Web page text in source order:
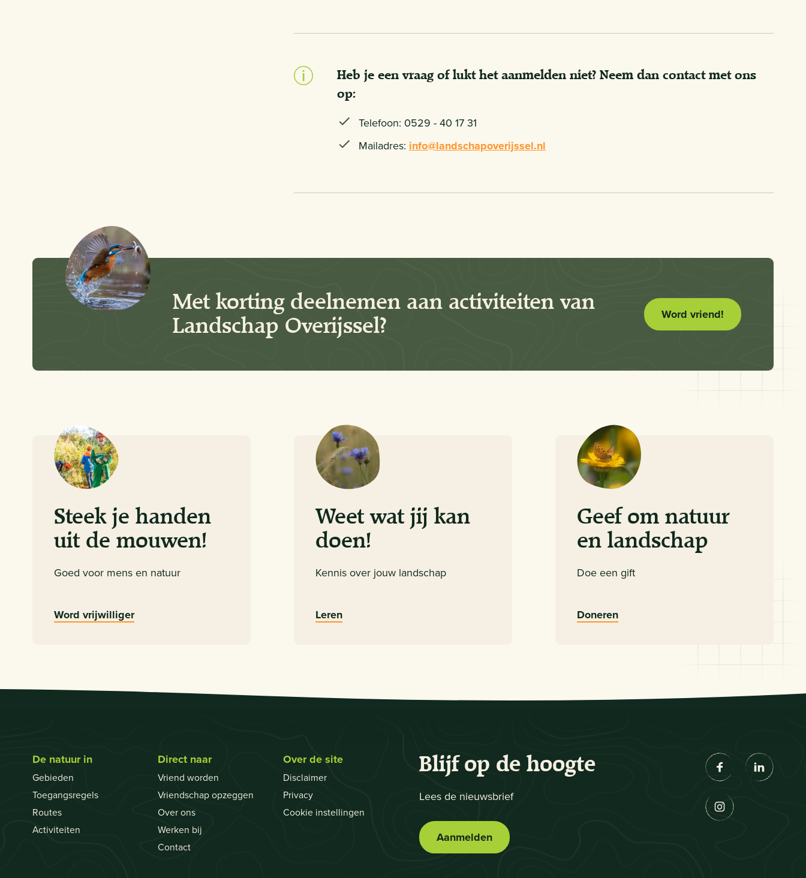
Heb je een vraag of lukt het aanmelden niet? Neem dan contact met ons
op:
Telefoon: 0529 - 40 17 31
Mailadres: info@landschapoverijssel.nl
Met korting deelnemen aan activiteiten van
Landschap Overijssel?
Word vriend!
Steek je handen
uit de mouwen!
Goed voor mens en natuur
Word vrijwilliger
Weet wat jij kan
doen!
Kennis over jouw landschap
Leren
Geef om natuur
en landschap
Doe een gift
Doneren
De natuur in
Gebieden
Toegangsregels
Routes
Activiteiten
Direct naar
Vriend worden
Vriendschap opzeggen
Over ons
Werken bij
Contact
Over de site
Disclaimer
Privacy
Cookie instellingen
Blijf op de hoogte
Lees de nieuwsbrief
Aanmelden